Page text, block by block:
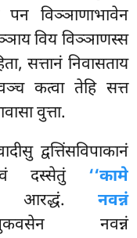
विञ्ञाणाभावेन
विय विञ्ञाणस्स
सत्तानं निवासताय
कत्वा तेहि सत्त
वुत्ता.
द्वत्तिंसविपाकानं
दस्सेतुं ‘‘कामे
आरद्धं. नवन्नं
नवन्नं